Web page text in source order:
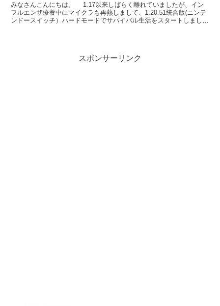
みなさんこんにちは。 1.17以来しばらく離れていましたが、イン
フルエンザ療養中にマイクラも再熱しまして、1.20.51統合版(ニンテ
ンドースイッチ）ハードモードでサバイバル生活をスタートしまし
スポンサーリンク